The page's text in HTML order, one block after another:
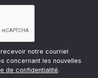
notre courriel
concernant les nouvelles
de confidentialité.